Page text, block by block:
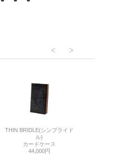
THIN BRIDLE(シンブライド
ル)
カードケース
44,000円